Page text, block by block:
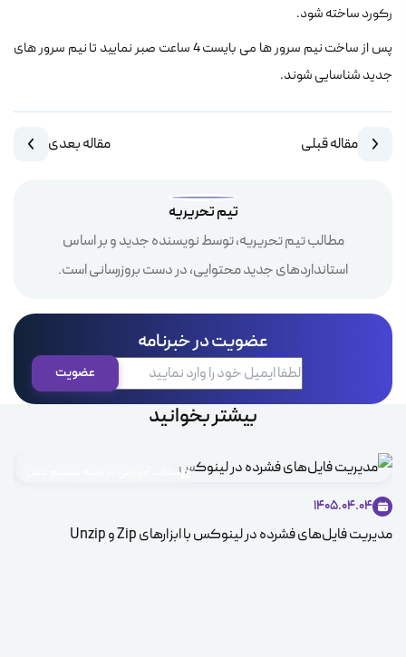
رکورد ساخته شود.
پس از ساخت نیم سرور ها می بایست 4 ساعت صبر نمایید تا نیم سرور های
جدید شناسایی شوند.
مقاله قبلی مقاله بعدی
تیم تحریریه
مطالب تیم تحریریه، توسط نویسنده جدید و بر اساس
استانداردهای جدید محتوایی، در دست بروزرسانی است.
عضویت در خبرنامه
بیشتر بخوانید
مطالب آموزشی در زمینه سیستم عامل
1405.04.04
مدیریت فایل‌های فشرده در لینوکس با ابزارهای Zip و Unzip